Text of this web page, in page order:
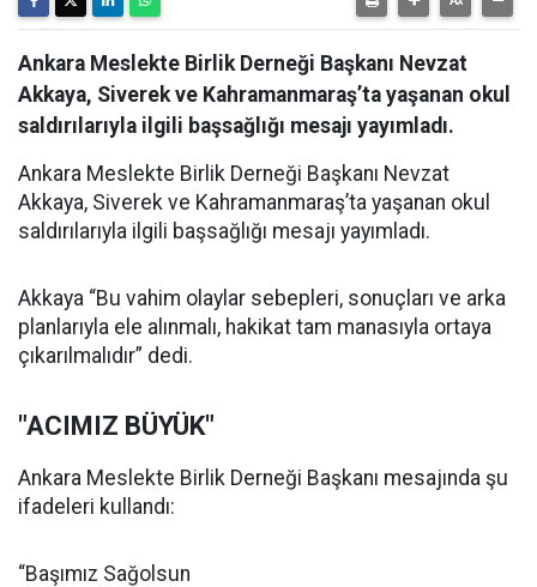
Ankara Meslekte Birlik Derneği Başkanı Nevzat
Akkaya, Siverek ve Kahramanmaraş’ta yaşanan okul
saldırılarıyla ilgili başsağlığı mesajı yayımladı.
Ankara Meslekte Birlik Derneği Başkanı Nevzat
Akkaya, Siverek ve Kahramanmaraş’ta yaşanan okul
saldırılarıyla ilgili başsağlığı mesajı yayımladı.
Akkaya “Bu vahim olaylar sebepleri, sonuçları ve arka
planlarıyla ele alınmalı, hakikat tam manasıyla ortaya
çıkarılmalıdır” dedi.
"ACIMIZ BÜYÜK"
Ankara Meslekte Birlik Derneği Başkanı mesajında şu
ifadeleri kullandı:
“Başımız Sağolsun